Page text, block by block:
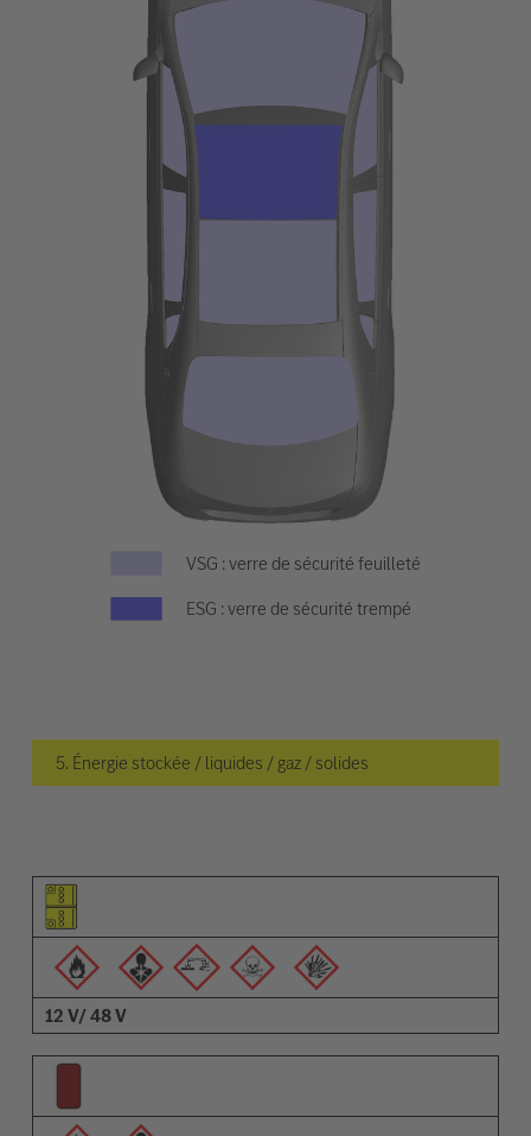
VSG : verre de sécurité feuilleté
ESG : verre de sécurité trempé
5. Énergie stockée / liquides / gaz / solides
Pictogramme de l'élément
Pictogrammes des avertissements
Description
12 V/ 48 V